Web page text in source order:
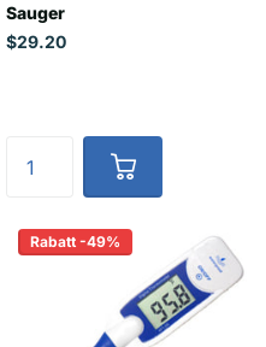
Sauger
$29.20
Rabatt -49%